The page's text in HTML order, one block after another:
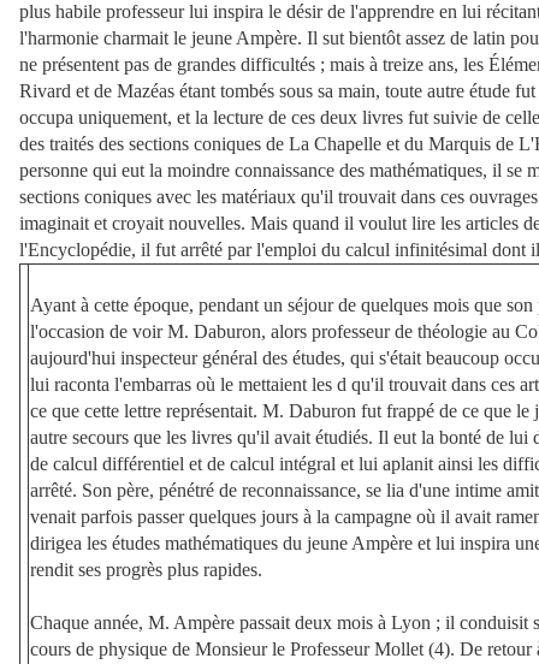
plus habile professeur lui inspira le désir de l'apprendre en lui
l'harmonie charmait le jeune Ampère. Il sut bientôt assez de latin
ne présentent pas de grandes difficultés ; mais à treize ans, les
Rivard et de Mazéas étant tombés sous sa main, toute autre étude
occupa uniquement, et la lecture de ces deux livres fut suivie de
des traités des sections coniques de La Chapelle et du Marquis de
personne qui eut la moindre connaissance des mathématiques, il se
sections coniques avec les matériaux qu'il trouvait dans ces
imaginait et croyait nouvelles. Mais quand il voulut lire les articles
l'Encyclopédie, il fut arrêté par l'emploi du calcul infinitésimal dont
Ayant à cette époque, pendant un séjour de quelques mois que
l'occasion de voir M. Daburon, alors professeur de théologie au
aujourd'hui inspecteur général des études, qui s'était beaucoup
lui raconta l'embarras où le mettaient les d qu'il trouvait dans ces
ce que cette lettre représentait. M. Daburon fut frappé de ce que
autre secours que les livres qu'il avait étudiés. Il eut la bonté de lui
de calcul différentiel et de calcul intégral et lui aplanit ainsi les
arrêté. Son père, pénétré de reconnaissance, se lia d'une intime
venait parfois passer quelques jours à la campagne où il avait
dirigea les études mathématiques du jeune Ampère et lui inspira
rendit ses progrès plus rapides.
Chaque année, M. Ampère passait deux mois à Lyon ; il conduisit
cours de physique de Monsieur le Professeur Mollet (4). De